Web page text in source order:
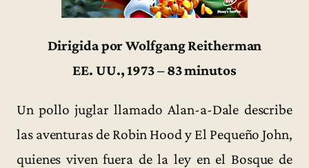
Dirigida por Wolfgang Reitherman
EE. UU., 1973 – 83 minutos
Un pollo juglar llamado Alan-a-Dale describe
las aventuras de Robin Hood y El Pequeño John,
quienes viven fuera de la ley en el Bosque de